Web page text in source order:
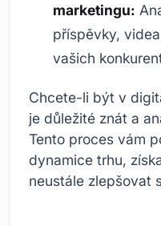
marketingu:
příspěvky,
vašich
Chcete-li být v
je důležité znát a
Tento proces vám
dynamice trhu,
neustále zlepšovat